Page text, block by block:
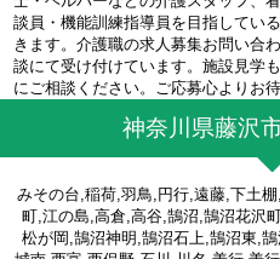
談員・機能訓練指導員を目指してい
きます。介護職の求人募集お問い合
談にて受け付けています。施設見学
にご相談ください。ご応募心よりお
神奈川県藤沢
みその台,稲荷,羽鳥,円行,遠藤,下土
町,江の島,高倉,高谷,鵠沼,鵠沼花沢
松が岡,鵠沼神明,鵠沼石上,鵠沼東,